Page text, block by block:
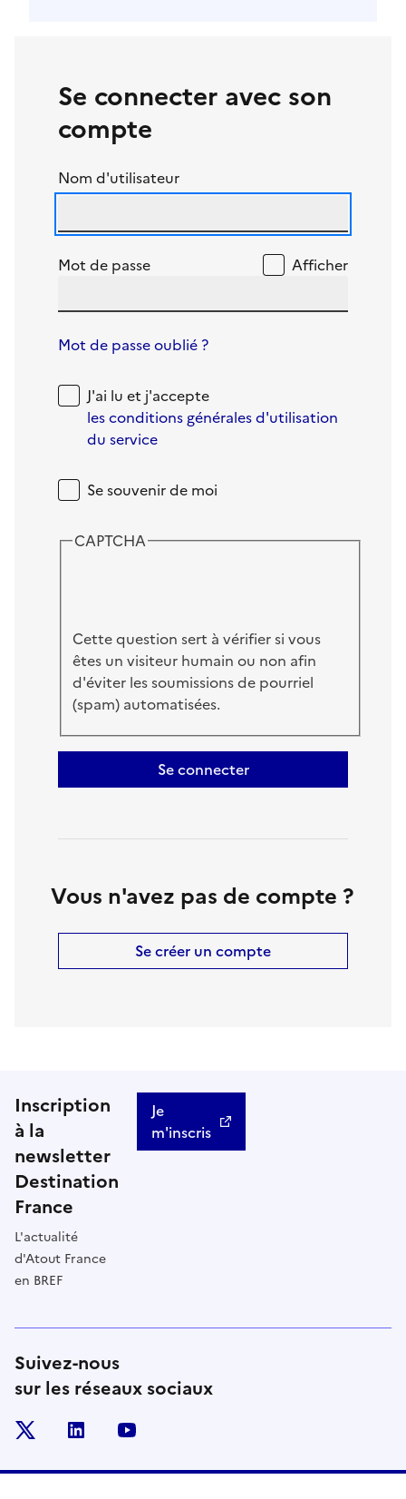
Se connecter avec son
compte
Nom d'utilisateur
Mot de passe Afficher
Mot de passe oublié ?
J'ai lu et j'accepte
les conditions générales d'utilisation
du service
Se souvenir de moi
CAPTCHA
Cette question sert à vérifier si vous
êtes un visiteur humain ou non afin
d'éviter les soumissions de pourriel
(spam) automatisées.
Se connecter
Vous n'avez pas de compte ?
Se créer un compte
Inscription
à la
newsletter
Destination
France
L'actualité
d'Atout France
en BREF
Je
m'inscris
Suivez-nous
sur les réseaux sociaux
linkedin